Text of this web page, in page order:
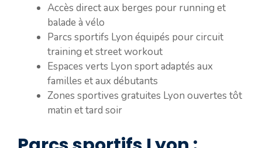
Accès direct aux berges pour running et
balade à vélo
Parcs sportifs Lyon équipés pour circuit
training et street workout
Espaces verts Lyon sport adaptés aux
familles et aux débutants
Zones sportives gratuites Lyon ouvertes tôt
matin et tard soir